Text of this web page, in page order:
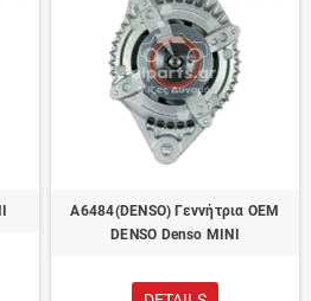
A6484(DENSO) Γεννήτρια OEM
DENSO Denso MINI